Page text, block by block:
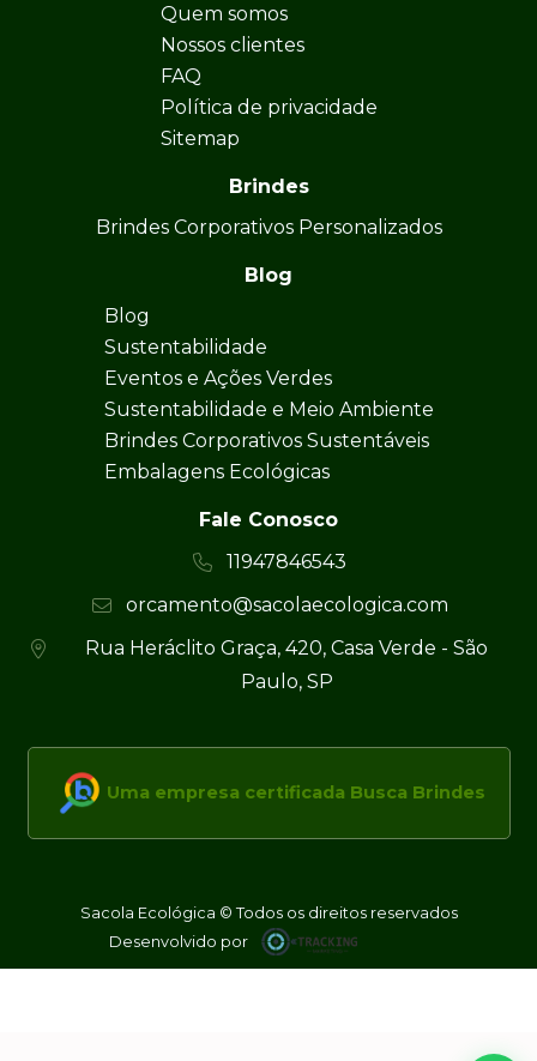
Quem somos
Nossos clientes
FAQ
Política de privacidade
Sitemap
Brindes
Brindes Corporativos Personalizados
Blog
Blog
Sustentabilidade
Eventos e Ações Verdes
Sustentabilidade e Meio Ambiente
Brindes Corporativos Sustentáveis
Embalagens Ecológicas
Fale Conosco
11947846543
orcamento@sacolaecologica.com
Rua Heráclito Graça, 420, Casa Verde - São
Paulo, SP
Uma empresa certificada Busca Brindes
Sacola Ecológica © Todos os direitos reservados
Desenvolvido por